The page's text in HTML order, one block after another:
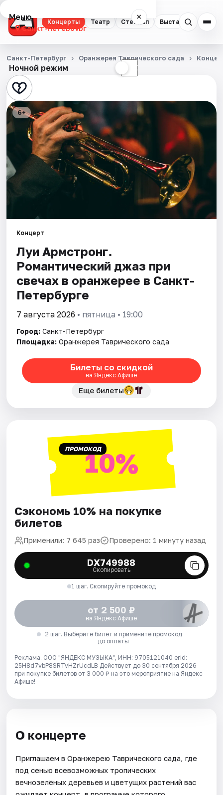
Концерты Театр Стендап Выставки
Меню ×
Санкт-Петербург
Концерты
Театр
Стендап
Выставки
Квесты
Экскурсии
События
Города
Площадки
Артисты
Рейтинги
Ночной режим ☾
Санкт-Петербург Оранжерея Таврического сада
6+
Концерт
Луи Армстронг.
Романтический джаз при
свечах в оранжерее в Санкт-
Петербурге
7 августа 2026 • пятница • 19:00
Город: Санкт-Петербург
Площадка: Оранжерея Таврического сада
Билеты со скидкой
на Яндекс Афише
Еще билеты
ПРОМОКОД10%
Сэкономь 10% на покупке
билетов
Применили: 7 645 раз Проверено: 1 минуту назад
DX749988
Скопировать
1 шаг. Скопируйте промокод
от 2 500 ₽
на Яндекс Афише
2 шаг. Выберите билет и примените промокод
до оплаты
Реклама. ООО "ЯНДЕКС МУЗЫКА", ИНН: 9705121040 erid:
25H8d7vbP8SRTvHZrUcdLB Действует до 30 сентября 2026
при покупке билетов от 3 000 ₽ на это мероприятие на Яндекс
Афише!
О концерте
Приглашаем в Оранжерею Таврического сада, где
под сенью всевозможных тропических
вечнозелёных деревьев и цветущих растений вас